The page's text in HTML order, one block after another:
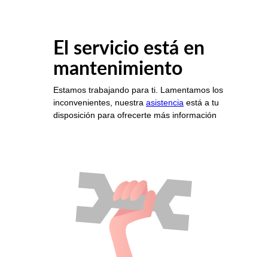
El servicio está en
mantenimiento
Estamos trabajando para ti. Lamentamos los
inconvenientes, nuestra asistencia está a tu
disposición para ofrecerte más información